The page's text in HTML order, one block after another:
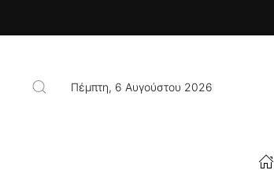
Πέμπτη, 6 Αυγούστου 2026